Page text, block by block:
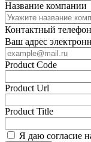
Название компании
Контактный телефон
Ваш адрес
Product Code
Product Url
Product Title
Я даю согласие